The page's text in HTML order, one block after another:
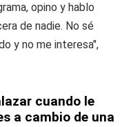
opino y hablo
de nadie. No sé
y no me interesa",
cuando le
a cambio de una